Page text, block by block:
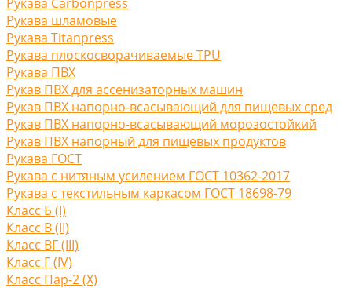
Рукава шламовые
Рукава Titanpress
Рукава плоскосворачиваемые TPU
Рукава ПВХ
Рукав ПВХ для ассенизаторных машин
Рукав ПВХ напорно-всасывающий для пищевых сред
Рукав ПВХ напорно-всасывающий морозостойкий
Рукав ПВХ напорный для пищевых продуктов
Рукава ГОСТ
Рукава с нитяным усилением ГОСТ 10362-2017
Рукава с текстильным каркасом ГОСТ 18698-79
Класс Б (I)
Класс В (II)
Класс ВГ (III)
Класс Г (IV)
Класс Пар-2 (X)